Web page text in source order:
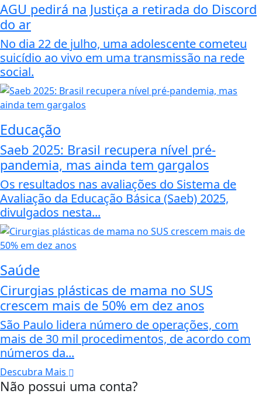
AGU pedirá na Justiça a retirada do Discord
do ar
No dia 22 de julho, uma adolescente cometeu
suicídio ao vivo em uma transmissão na rede
social.
Educação
Saeb 2025: Brasil recupera nível pré-
pandemia, mas ainda tem gargalos
Os resultados nas avaliações do Sistema de
Avaliação da Educação Básica (Saeb) 2025,
divulgados nesta...
Saúde
Cirurgias plásticas de mama no SUS
crescem mais de 50% em dez anos
São Paulo lidera número de operações, com
mais de 30 mil procedimentos, de acordo com
números da...
Descubra Mais
Não possui uma conta?